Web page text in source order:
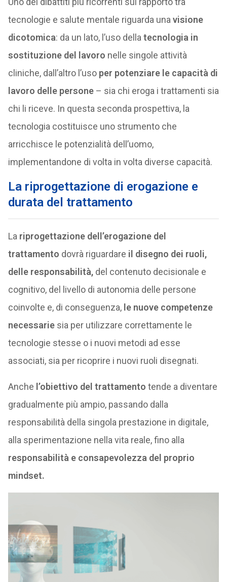
tecnologie e salute mentale riguarda una visione
dicotomica: da un lato, l’uso della tecnologia in
sostituzione del lavoro nelle singole attività
cliniche, dall’altro l’uso per potenziare le capacità di
lavoro delle persone – sia chi eroga i trattamenti sia
chi li riceve. In questa seconda prospettiva, la
tecnologia costituisce uno strumento che
arricchisce le potenzialità dell’uomo,
implementandone di volta in volta diverse capacità.
La riprogettazione di erogazione e
durata del trattamento
La riprogettazione dell’erogazione del
trattamento dovrà riguardare il disegno dei ruoli,
delle responsabilità, del contenuto decisionale e
cognitivo, del livello di autonomia delle persone
coinvolte e, di conseguenza, le nuove competenze
necessariesia per utilizzare correttamente le
tecnologie stesse o i nuovi metodi ad esse
associati, sia per ricoprire i nuovi ruoli disegnati.
Anche l’obiettivo del trattamento tende a diventare
gradualmente più ampio, passando dalla
responsabilità della singola prestazione in digitale,
alla sperimentazione nella vita reale, fino alla
responsabilità e consapevolezza del proprio
mindset.